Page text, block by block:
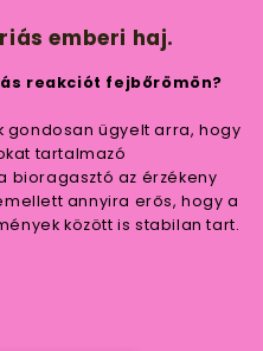
emberi haj.
reakciót fejbőrömön?
gondosan ügyelt arra, hogy
tartalmazó
bioragasztó az érzékeny
annyira erős, hogy a
között is stabilan tart.